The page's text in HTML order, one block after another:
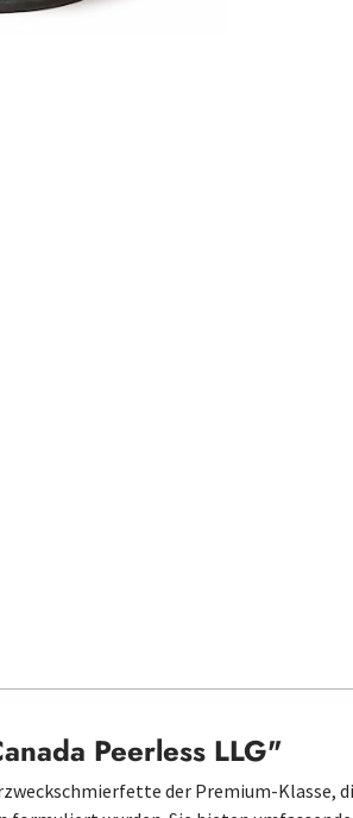
Peerless LLG"
der Premium-Klasse,